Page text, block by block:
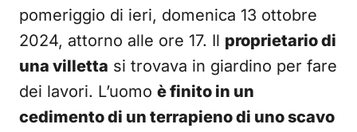
pomeriggio di ieri, domenica 13 ottobre
2024, attorno alle ore 17. Il proprietario di
una villetta si trovava in giardino per fare
dei lavori. L’uomo è finito in un
cedimento di un terrapieno di uno scavo